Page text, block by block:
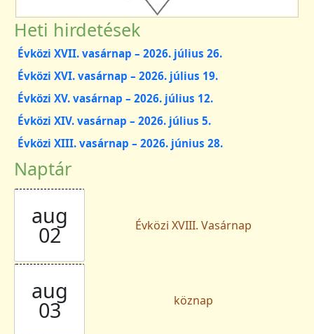
Heti hirdetések
Évközi XVII. vasárnap – 2026. július 26.
Évközi XVI. vasárnap – 2026. július 19.
Évközi XV. vasárnap – 2026. július 12.
Évközi XIV. vasárnap – 2026. július 5.
Évközi XIII. vasárnap – 2026. június 28.
Naptár
aug
02 Évközi XVIII. Vasárnap
aug
03 köznap